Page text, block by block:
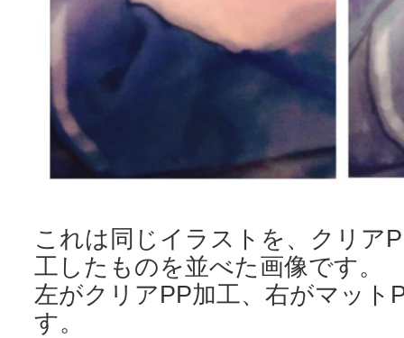
これは同じイラストを、クリア
工したものを並べた画像です。
左がクリアPP加工、右がマット
す。